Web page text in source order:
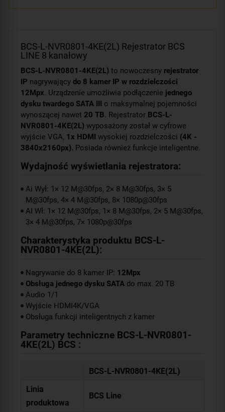
BCS-L-NVR0801-4KE(2L) Rejestrator BCS
LINE 8 kanałowy
BCS-L-NVR0801-4KE(2L) to nowoczesny rejestrator
IP nagrywający do 8 kamer IP w rozdzielczości
12Mpx. Urządzenie umożliwia podłączenie jednego
dysku twardego SATA III o maksymalnej pojemności
wynoszącej nawet 20 TB. Rejestrator BCS-L-
NVR0801-4KE(2L) wyposażony został w cyfrowe
wyjście VGA, 1x HDMI wysokiej rozdzielczości (4K -
3840x2160px). Posiada również funkcje inteligentne.
Wydajność wyświetlania rejestratora:
Ai Wył: 1× 12 M@30fps, 2× 8 M@30fps, 3× 5
M@30fps, 4× 4 M@30fps, 8× 1080p@30fps
AI Wł: 1× 12 M@30fps, 1× 8 M@30fps, 2× 5 M@30fps,
3× 4 M@30fps, 7× 1080p@30fps
Charakterystyka produktu BCS-L-
NVR0801-4KE(2L):
Nagrywanie do 8 kamer IP: 12Mpx
Obsługa jednego dysku SATA do max. 20 TB
Audio 1/1
Wyjście HDMI4K/VGA
Obsługa funkcji inteligentnych z kamer
Parametry techniczne BCS-L-NVR0801-
4KE(2L) BCS :
BCS-L-NVR0801-4KE(2L)
Linia
produktowa
BCS Line